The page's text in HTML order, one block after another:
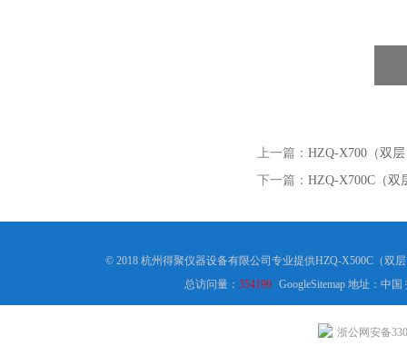
上一篇： HZQ-X700（双
下一篇： HZQ-X700C（双
© 2018 杭州得聚仪器设备有限公司专业提供HZQ-X500C（双
总访问量：354190 GoogleSitemap地址：中国
浙公网安备